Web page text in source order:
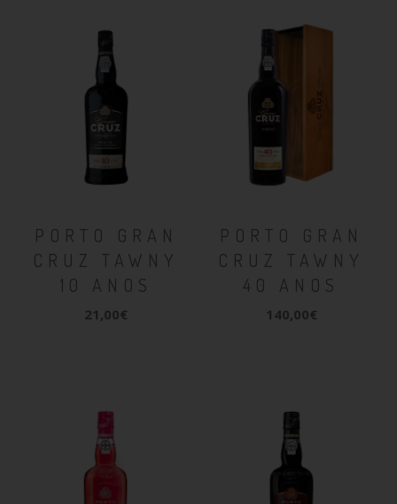
PORTO GRAN
CRUZ TAWNY
10 ANOS
21,00€
PORTO GRAN
CRUZ TAWNY
40 ANOS
140,00€